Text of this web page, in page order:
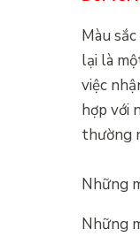
Màu
lại là
việc
hợp với
thường
Những
Những